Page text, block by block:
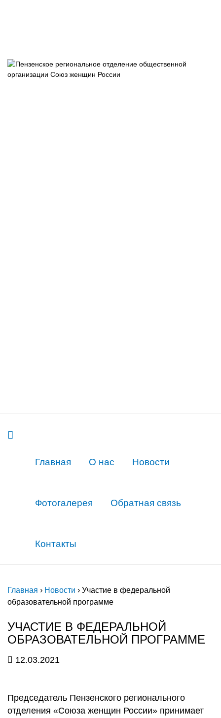
Главная О нас Новости
Фотогалерея Обратная связь
Контакты
Главная › Новости › Участие в федеральной
образовательной программе
УЧАСТИЕ В ФЕДЕРАЛЬНОЙ
ОБРАЗОВАТЕЛЬНОЙ ПРОГРАММЕ
12.03.2021
Председатель Пензенского регионального
отделения «Союза женщин России» принимает